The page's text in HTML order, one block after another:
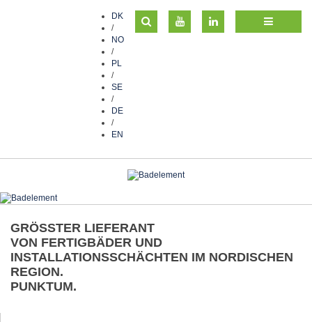
DK
/
NO
/
PL
/
SE
/
DE
/
EN
GRÖSSTER LIEFERANT
VON FERTIGBÄDER UND
INSTALLATIONSSCHÄCHTEN IM NORDISCHEN
REGION.
PUNKTUM.